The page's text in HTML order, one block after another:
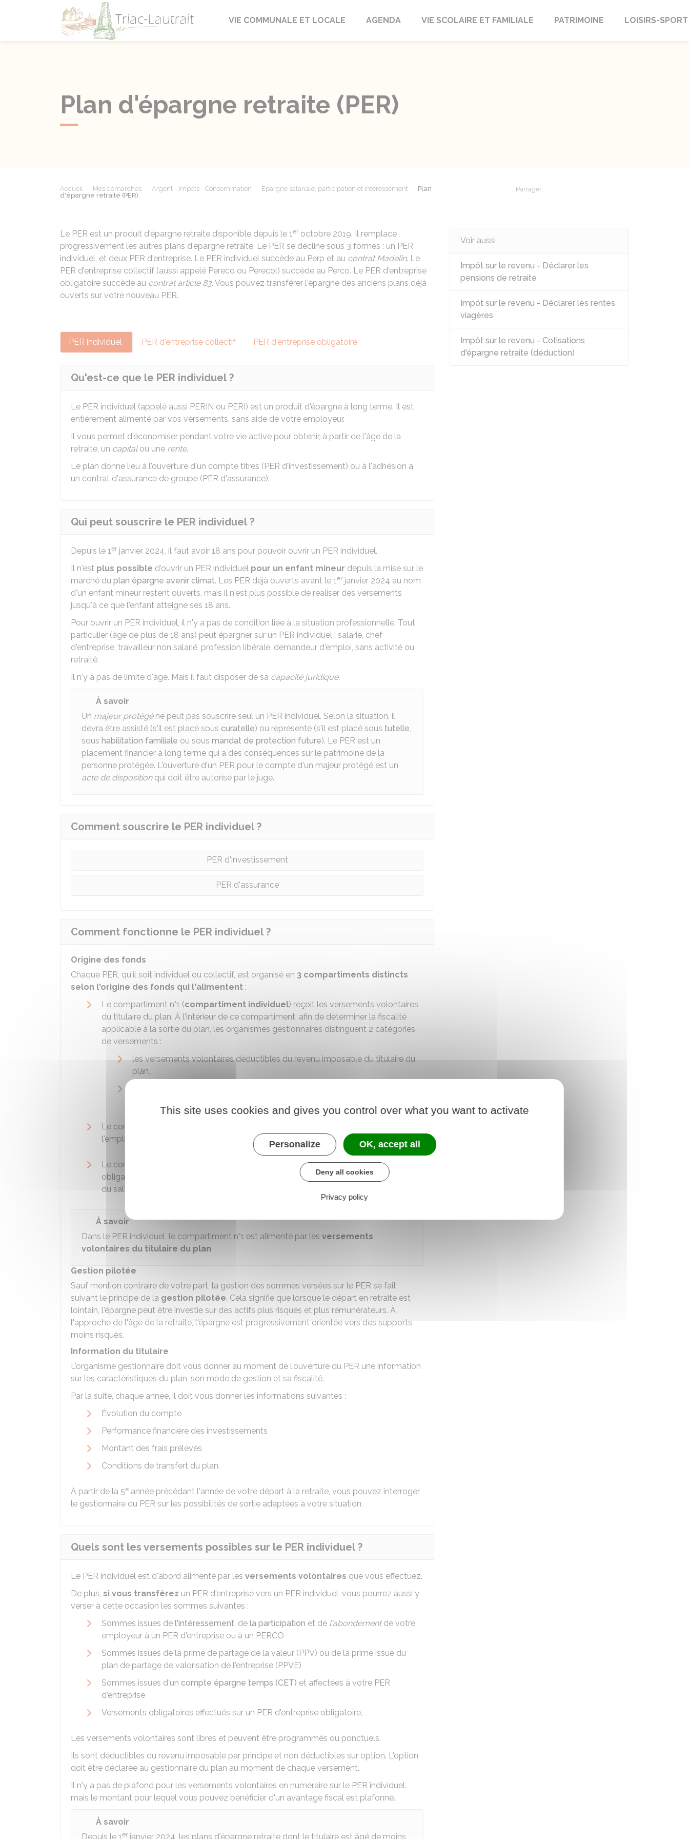
Triac-Lautrait
VIE COMMUNALE ET LOCALE AGENDA VIE SCOLAIRE ET FAMILIALE PATRIMOINE LOISIRS-SPORT
Plan d'épargne retraite (PER)
Accueil Mes démarches Argent - Impôts - Consommation Épargne salariale, participation et intéressement
Plan
d'épargne retraite (PER)
Partager
Le PER est un produit d'épargne retraite disponible depuis le 1er octobre 2019. Il remplace
progressivement les autres plans d'épargne retraite. Le PER se décline sous 3 formes : un PER
individuel, et deux PER d'entreprise. Le PER individuel succède au Perp et au contrat Madelin. Le
PER d'entreprise collectif (aussi appelé Pereco ou Perecol) succède au Perco. Le PER d'entreprise
obligatoire succède au contrat article 83. Vous pouvez transférer l'épargne des anciens plans déjà
ouverts sur votre nouveau PER.
PER individuel PER d'entreprise collectif PER d'entreprise obligatoire
Qu'est-ce que le PER individuel ?
Le PER individuel (appelé aussi PERIN ou PERI) est un produit d'épargne à long terme. Il est
entièrement alimenté par vos versements, sans aide de votre employeur.
Il vous permet d'économiser pendant votre vie active pour obtenir, à partir de l'âge de la
retraite, un capitalou une rente.
Le plan donne lieu à l'ouverture d'un compte titres (PER d'investissement) ou à l'adhésion à
un contrat d'assurance de groupe (PER d'assurance).
Qui peut souscrire le PER individuel ?
Depuis le 1er janvier 2024, il faut avoir 18 ans pour pouvoir ouvrir un PER individuel.
Il n'est plus possible d'ouvrir un PER individuel pour un enfant mineur depuis la mise sur le
marché du plan épargne avenir climat. Les PER déjà ouverts avant le 1er janvier 2024 au nom
d'un enfant mineur restent ouverts, mais il n'est plus possible de réaliser des versements
jusqu'à ce que l'enfant atteigne ses 18 ans.
Pour ouvrir un PER individuel, il n'y a pas de condition liée à la situation professionnelle. Tout
particulier (âgé de plus de 18 ans) peut épargner sur un PER individuel : salarié, chef
d'entreprise, travailleur non salarié, profession libérale, demandeur d'emploi, sans activité ou
retraité.
Il n'y a pas de limite d'âge. Mais il faut disposer de sa capacité juridique.
À savoir
Un majeur protégéne peut pas souscrire seul un PER individuel. Selon la situation, il
devra être assisté (s'il est placé sous curatelle) ou représenté (s'il est placé sous tutelle,
sous habilitation familiale ou sous mandat de protection future). Le PER est un
placement financier à long terme qui a des conséquences sur le patrimoine de la
personne protégée. L'ouverture d'un PER pour le compte d'un majeur protégé est un
acte de dispositionqui doit être autorisé par le juge.
Comment souscrire le PER individuel ?
PER d'investissement
PER d'assurance
Comment fonctionne le PER individuel ?
Origine des fonds
Chaque PER, qu'il soit individuel ou collectif, est organisé en 3 compartiments distincts
selon l'origine des fonds qui l'alimentent :
Le compartiment n°1 (compartiment individuel) reçoit les versements volontaires
du titulaire du plan. À l'intérieur de ce compartiment, afin de déterminer la fiscalité
applicable à la sortie du plan, les organismes gestionnaires distinguent 2 catégories
de versements :
les versements volontaires déductibles du revenu imposable du titulaire du
plan,
Le compartiment n°2 (
l'employeur du titulaire du plan. Il accueille les sommes issues de l'épargne salariale.
Le compartiment n°3 (
) recueille les cotisations
obligatoires de l'employeur, éventuellement complétées des cotisations obligatoires
du salarié si l'accord d'entreprise le prévoit.
À savoir
Dans le PER individuel, le compartiment n°1 est alimenté par les versements
volontaires du titulaire du plan.
Gestion pilotée
Sauf mention contraire de votre part, la gestion des sommes versées sur le PER se fait
suivant le principe de la gestion pilotée. Cela signifie que lorsque le départ en retraite est
lointain, l'épargne peut être investie sur des actifs plus risqués et plus rémunérateurs. À
l'approche de l'âge de la retraite, l'épargne est progressivement orientée vers des supports
moins risqués.
Information du titulaire
L'organisme gestionnaire doit vous donner au moment de l'ouverture du PER une information
sur les caractéristiques du plan, son mode de gestion et sa fiscalité.
Par la suite, chaque année, il doit vous donner les informations suivantes :
Évolution du compte
Performance financière des investissements
Montant des frais prélevés
Conditions de transfert du plan.
À partir de la 5è année précédant l'année de votre départ à la retraite, vous pouvez interroger
le gestionnaire du PER sur les possibilités de sortie adaptées à votre situation.
Quels sont les versements possibles sur le PER individuel ?
Le PER individuel est d'abord alimenté par les versements volontaires que vous effectuez.
De plus, si vous transférez un PER d'entreprise vers un PER individuel, vous pourrez aussi y
verser à cette occasion les sommes suivantes :
Sommes issues de l'intéressement, de la participation et de l'abondementde votre
employeur à un PER d'entreprise ou à un PERCO
Sommes issues de la prime de partage de la valeur (PPV) ou de la prime issue du
plan de partage de valorisation de l'entreprise (PPVE)
Sommes issues d'un compte épargne temps (CET) et affectées à votre PER
d'entreprise
Versements obligatoires effectués sur un PER d'entreprise obligatoire.
Les versements volontaires sont libres et peuvent être programmés ou ponctuels.
Ils sont déductibles du revenu imposable par principe et non déductibles sur option. L'option
doit être déclarée au gestionnaire du plan au moment de chaque versement.
Il n'y a pas de plafond pour les versements volontaires en numéraire sur le PER individuel,
mais le montant pour lequel vous pouvez bénéficier d'un avantage fiscal est plafonné.
À savoir
Depuis le 1 er janvier 2024, les plans d'épargne retraite dont le titulaire est âgé de moins
Voir aussi
Impôt sur le revenu - Déclarer les
pensions de retraite
Impôt sur le revenu - Déclarer les rentes
viagères
Impôt sur le revenu - Cotisations
d'épargne retraite (déduction)
This site uses cookies and gives you control over what you want to activate
Personalize OK, accept all
Deny all cookies
Privacy policy